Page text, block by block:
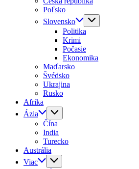
Poľsko
Slovensko
Politika
Krimi
Počasie
Ekonomika
Maďarsko
Švédsko
Ukrajina
Rusko
Afrika
Ázia
Čína
India
Turecko
Austrália
Viac